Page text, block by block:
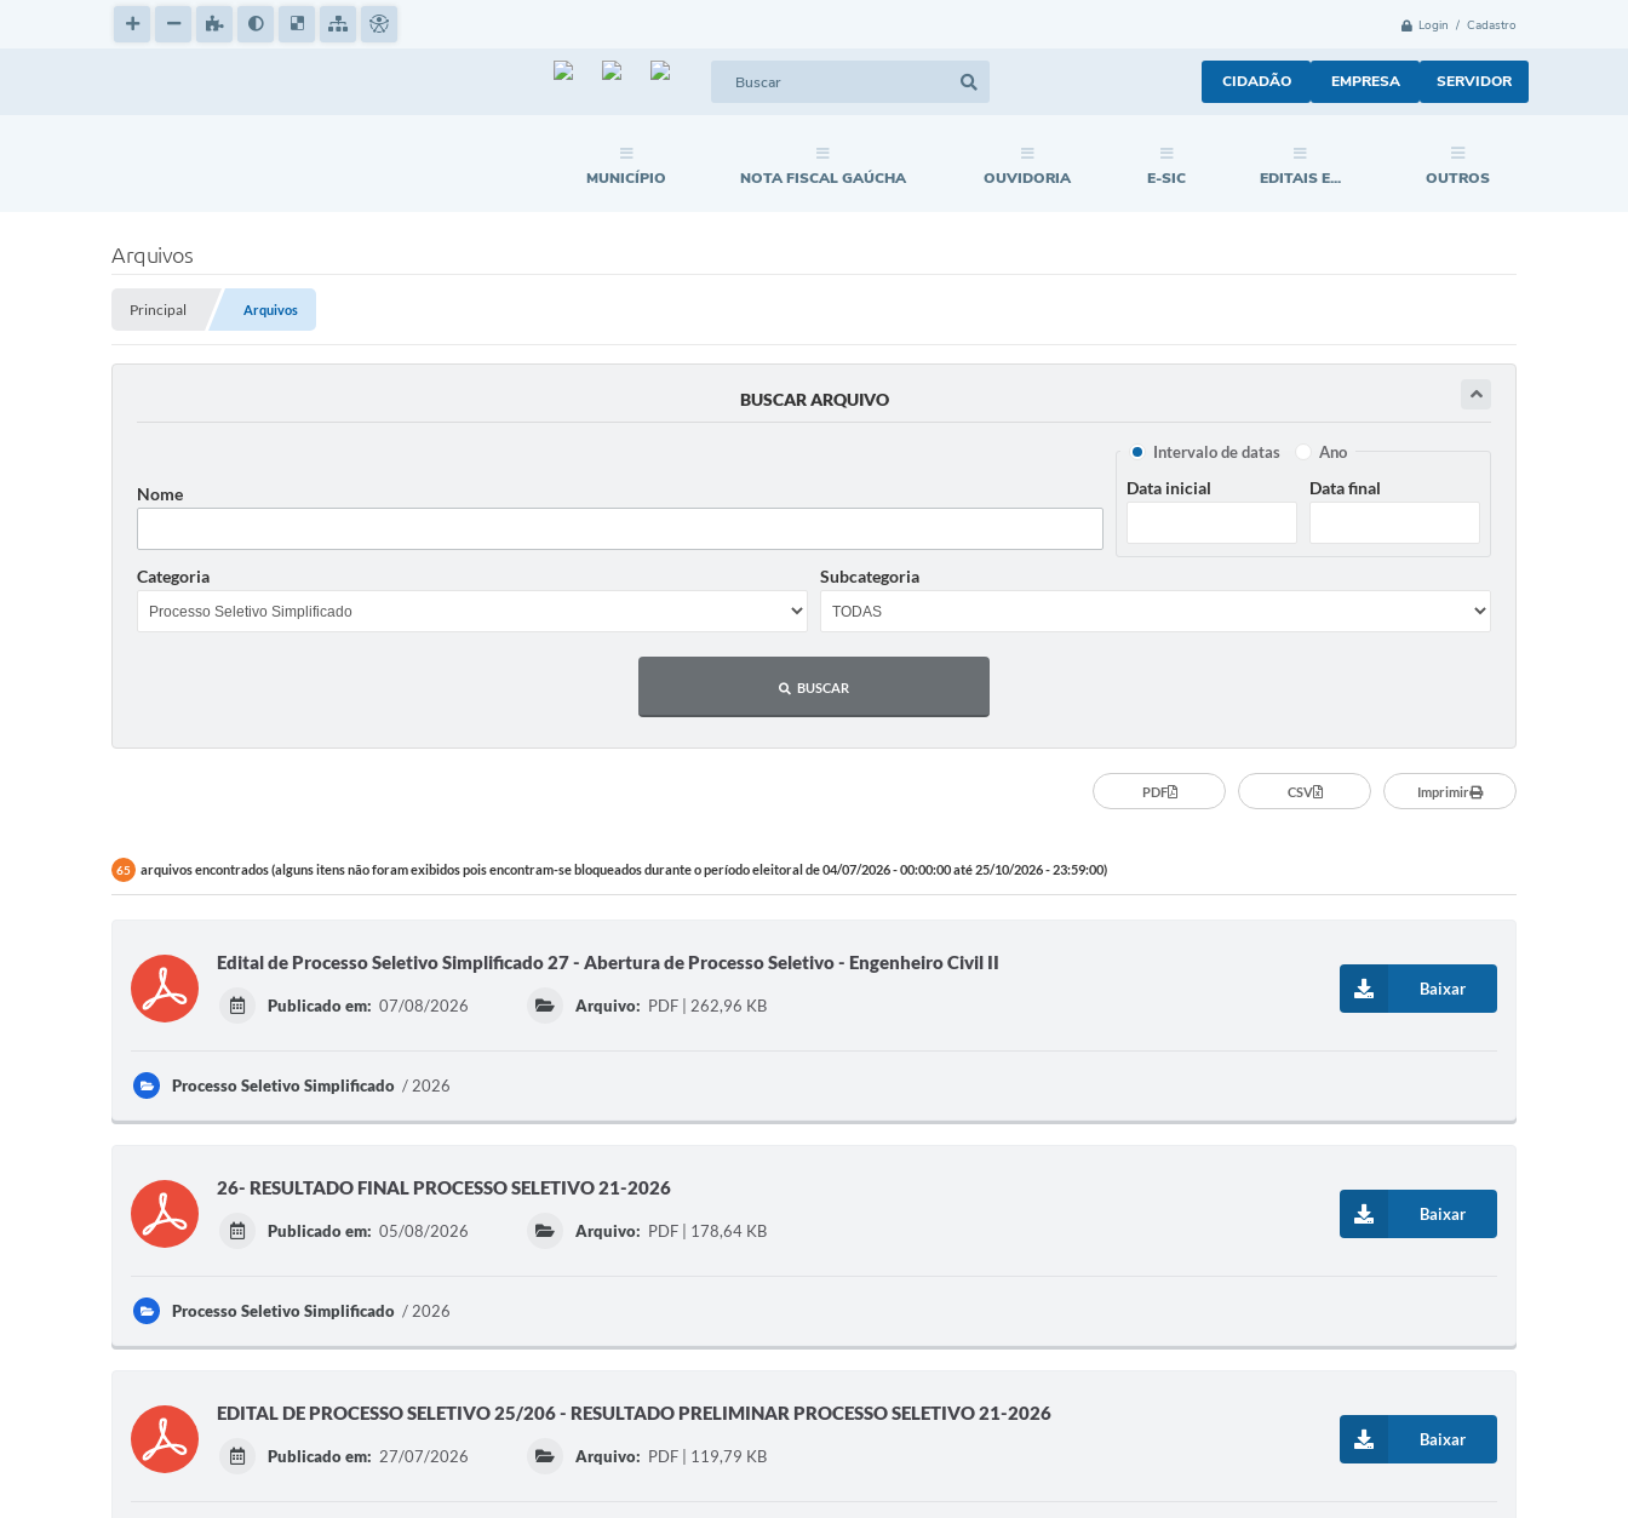
Login / Cadastro
CIDADÃO EMPRESA SERVIDOR
MUNICÍPIO NOTA FISCAL GAÚCHA OUVIDORIA E-SIC EDITAIS E... OUTROS
Arquivos
Principal Arquivos
BUSCAR ARQUIVO
Nome
Intervalo de datas Ano
Data inicial Data final
Categoria Subcategoria
BUSCAR
PDF CSV Imprimir
65 arquivos encontrados (alguns itens não foram exibidos pois encontram-se bloqueados durante o período eleitoral de 04/07/2026 - 00:00:00 até 25/10/2026 - 23:59:00)
Edital de Processo Seletivo Simplificado 27 - Abertura de Processo Seletivo - Engenheiro Civil II
Publicado em: 07/08/2026 Arquivo: PDF | 262,96 KB
Baixar
Processo Seletivo Simplificado 2026
26- RESULTADO FINAL PROCESSO SELETIVO 21-2026
Publicado em: 05/08/2026 Arquivo: PDF | 178,64 KB
Baixar
Processo Seletivo Simplificado 2026
EDITAL DE PROCESSO SELETIVO 25/206 - RESULTADO PRELIMINAR PROCESSO SELETIVO 21-2026
Publicado em: 27/07/2026 Arquivo: PDF | 119,79 KB
Baixar